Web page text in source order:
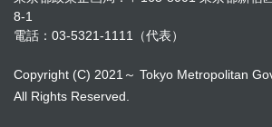
8-1
電話：03-5321-1111（代表）
Copyright (C) 2021～ Tokyo Metropolitan
All Rights Reserved.